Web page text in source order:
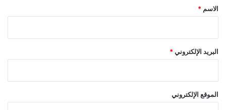
*
الاسم *
البريد الإلكتروني *
الموقع الإلكتروني